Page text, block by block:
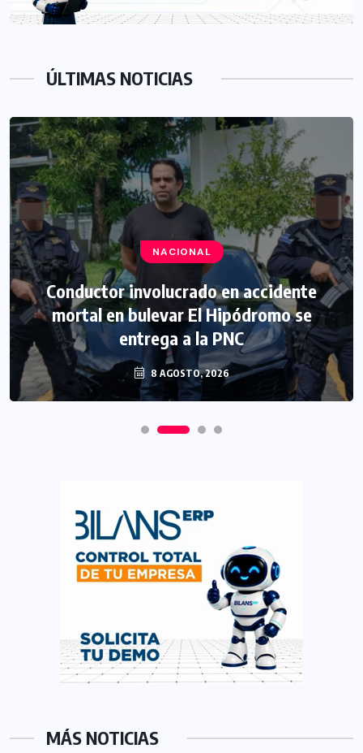
ÚLTIMAS NOTICIAS
NACIONAL
Conductor involucrado en accidente
mortal en bulevar El Hipódromo se
entrega a la PNC
8 AGOSTO, 2026
MÁS NOTICIAS